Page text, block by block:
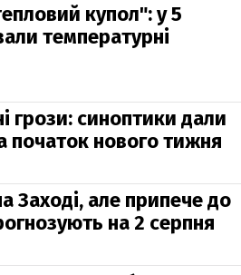
купол": у 5
температурні
грози: синоптики дали
початок нового тижня
але припече до
на 2 серпня